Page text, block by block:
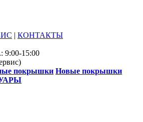
| КОНТАКТЫ
9:00-15:00
покрышки Новые покрышки